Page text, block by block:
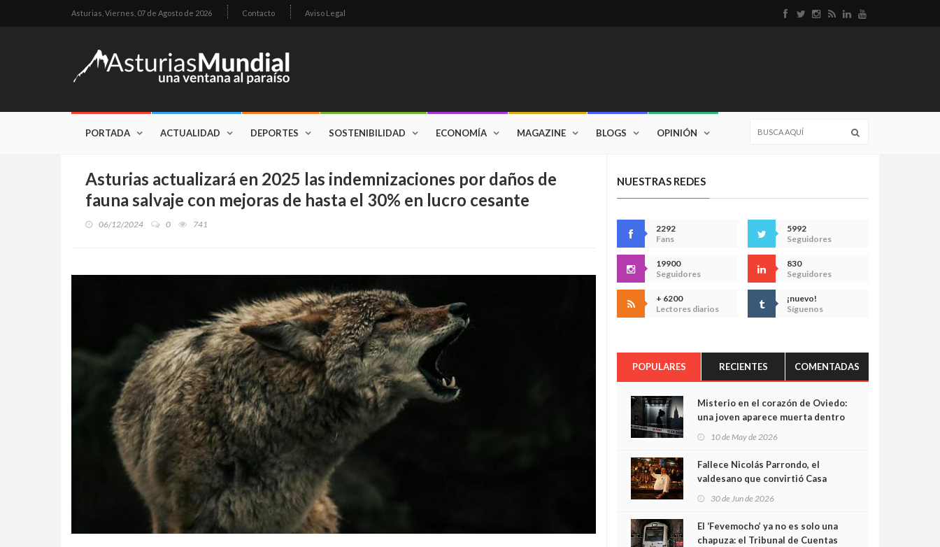
Asturias, Viernes, 07 de Agosto de 2026 Contacto Aviso Legal
PORTADA ACTUALIDAD DEPORTES SOSTENIBILIDAD ECONOMÍA MAGAZINE BLOGS OPINIÓN
Asturias actualizará en 2025 las indemnizaciones por daños de
fauna salvaje con mejoras de hasta el 30% en lucro cesante
06/12/2024 0 741
NUESTRAS REDES
2292
Fans
5992
Seguidores
19900
Seguidores
830
Seguidores
+ 6200
Lectores diarios
¡nuevo!
Síguenos
POPULARES RECIENTES COMENTADAS
Misterio en el corazón de Oviedo:
una joven aparece muerta dentro
cámaras captan sus últimos
minutos
10 de May de 2026
Fallece Nicolás Parrondo, el
valdesano que convirtió Casa
30 de Jun de 2026
El ‘Fevemocho’ ya no es solo una
chapuza: el Tribunal de Cuentas